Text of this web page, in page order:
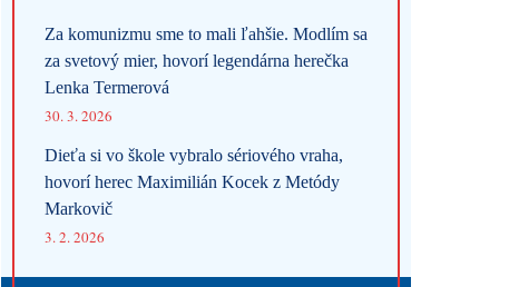
Za komunizmu sme to mali ľahšie. Modlím sa
za svetový mier, hovorí legendárna herečka
Lenka Termerová
30. 3. 2026
Dieťa si vo škole vybralo sériového vraha,
hovorí herec Maximilián Kocek z Metódy
Markovič
3. 2. 2026